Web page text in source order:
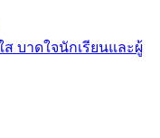
บาดใจนักเรียนและผู้